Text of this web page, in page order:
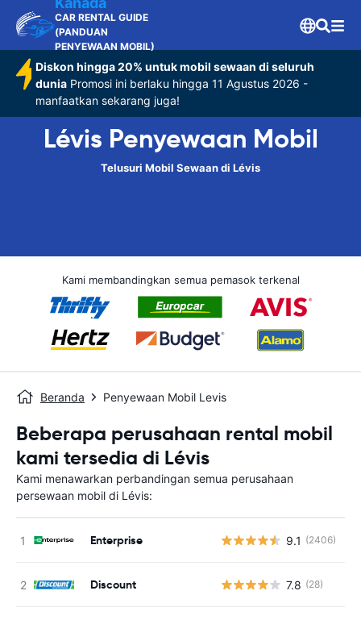
CAR RENTAL GUIDE
(PANDUAN
PENYEWAAN MOBIL)
Diskon hingga 20% untuk mobil sewaan di seluruh
dunia Promosi ini berlaku hingga 11 Agustus 2026 -
manfaatkan sekarang juga!
Lévis Penyewaan Mobil
Telusuri Mobil Sewaan di Lévis
Kami membandingkan semua pemasok terkenal
Beranda Penyewaan Mobil Levis
Beberapa perusahaan rental mobil
kami tersedia di Lévis
Kami menawarkan perbandingan semua perusahaan
persewaan mobil di Lévis:
Enterprise 9.1 (2406)
Discount 7.8 (28)